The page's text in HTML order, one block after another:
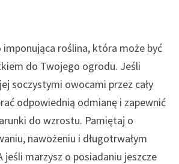
imponująca roślina, która może być
do Twojego ogrodu. Jeśli
soczystymi owocami przez cały
odpowiednią odmianę i zapewnić
do wzrostu. Pamiętaj o
nawożeniu i długotrwałym
jeśli marzysz o posiadaniu jeszcze